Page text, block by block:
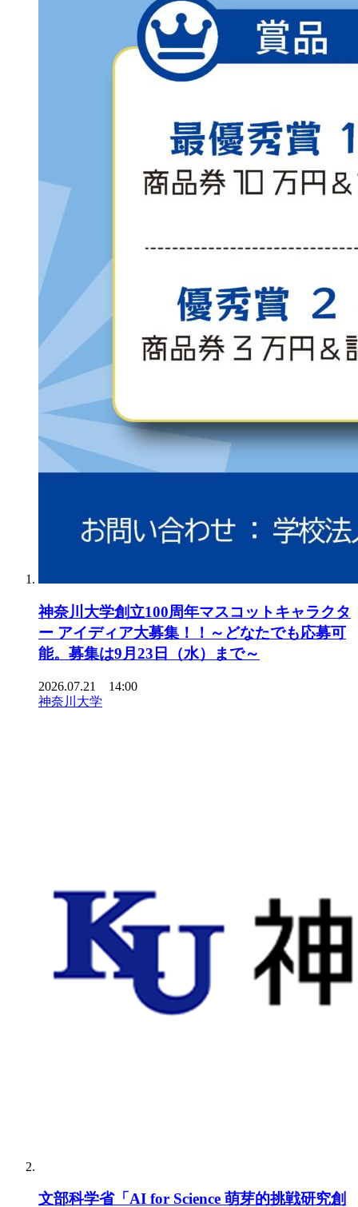
神奈川大学創立100周年マスコットキャラクタ
ー アイディア大募集！！～どなたでも応募可
能。募集は9月23日（水）まで～
2026.07.21 14:00
神奈川大学
文部科学省「AI for Science 萌芽的挑戦研究創